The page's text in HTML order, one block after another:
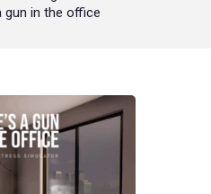
gun in the office